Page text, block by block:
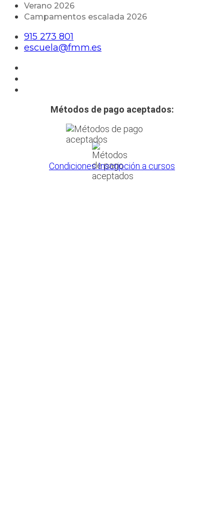
Verano 2026
Campamentos escalada 2026
915 273 801
escuela@fmm.es
Métodos de pago aceptados:
Condiciones Inscripción a cursos